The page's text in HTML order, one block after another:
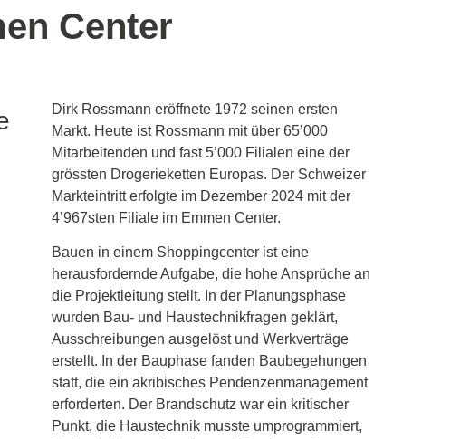
Center
Dirk Rossmann eröffnete 1972 seinen ersten
Markt. Heute ist Rossmann mit über 65’000
Mitarbeitenden und fast 5’000 Filialen eine der
grössten Drogerieketten Europas. Der Schweizer
Markteintritt erfolgte im Dezember 2024 mit der
4’967sten Filiale im Emmen Center.
Bauen in einem Shoppingcenter ist eine
herausfordernde Aufgabe, die hohe Ansprüche an
die Projektleitung stellt. In der Planungsphase
wurden Bau- und Haustechnikfragen geklärt,
Ausschreibungen ausgelöst und Werkverträge
erstellt. In der Bauphase fanden Baubegehungen
statt, die ein akribisches Pendenzenmanagement
erforderten. Der Brandschutz war ein kritischer
Punkt, die Haustechnik musste umprogrammiert,